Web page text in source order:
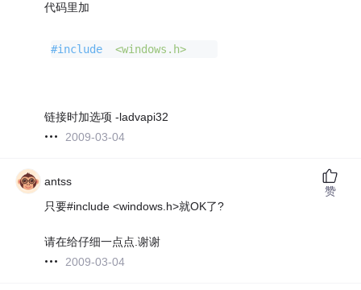
代码里加
#include <windows.h>
链接时加选项 -ladvapi32
2009-03-04
antss
只要#include <windows.h>就OK了?
请在给仔细一点点.谢谢
2009-03-04
赞